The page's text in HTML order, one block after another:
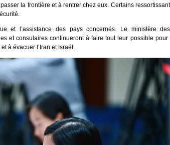
la frontière et à rentrer chez eux. Certains
et l’assistance des pays concernés. Le ministère
et consulaires continueront à faire tout leur possible pour
à évacuer l’Iran et Israël.